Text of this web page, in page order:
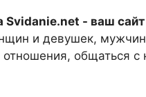
Svidanie.net - ваш
и девушек,
отношения, общаться